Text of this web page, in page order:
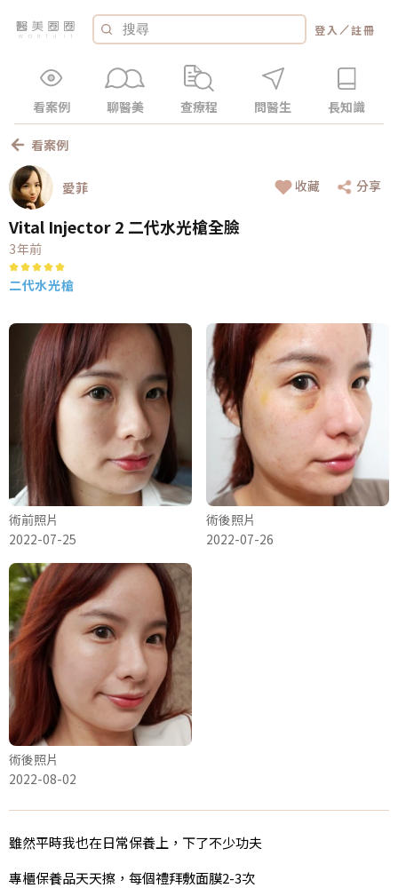
登入 ／註冊
看案例 聊醫美 查療程 問醫生 長知識
看案例
愛菲 收藏 分享
Vital Injector 2 二代水光槍全臉
3年前
二代水光槍
術前照片
2022-07-25
術後照片
2022-07-26
術後照片
2022-08-02
雖然平時我也在日常保養上，下了不少功夫
專櫃保養品天天擦，每個禮拜敷面膜2-3次